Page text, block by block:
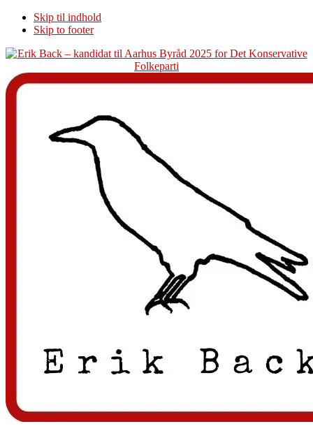
Skip til indhold
Skip to footer
Additional
menu